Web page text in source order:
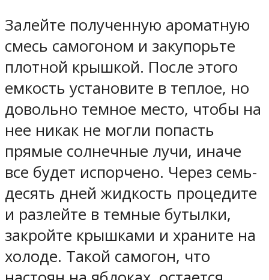
Залейте полученную ароматную
смесь самогоном и закупорьте
плотной крышкой. После этого
емкость установите в теплое, но
довольно темное место, чтобы на
нее никак не могли попасть
прямые солнечные лучи, иначе
все будет испорчено. Через семь-
десять дней жидкость процедите
и разлейте в темные бутылки,
закройте крышками и храните на
холоде. Такой самогон, что